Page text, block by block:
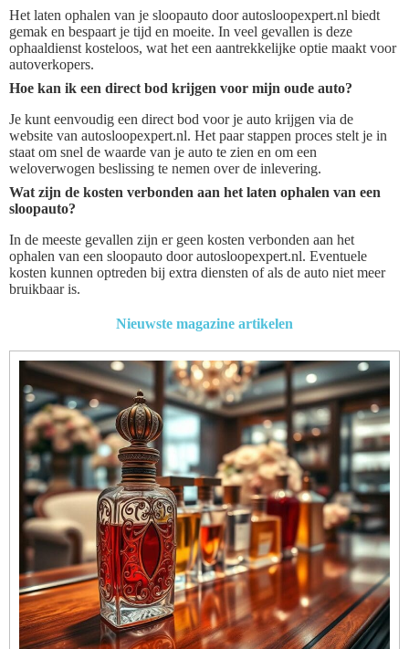
Het laten ophalen van je sloopauto door autosloopexpert.nl biedt
gemak en bespaart je tijd en moeite. In veel gevallen is deze
ophaaldienst kosteloos, wat het een aantrekkelijke optie maakt voor
autoverkopers.
Hoe kan ik een direct bod krijgen voor mijn oude auto?
Je kunt eenvoudig een direct bod voor je auto krijgen via de
website van autosloopexpert.nl. Het paar stappen proces stelt je in
staat om snel de waarde van je auto te zien en om een
weloverwogen beslissing te nemen over de inlevering.
Wat zijn de kosten verbonden aan het laten ophalen van een
sloopauto?
In de meeste gevallen zijn er geen kosten verbonden aan het
ophalen van een sloopauto door autosloopexpert.nl. Eventuele
kosten kunnen optreden bij extra diensten of als de auto niet meer
bruikbaar is.
Nieuwste magazine artikelen